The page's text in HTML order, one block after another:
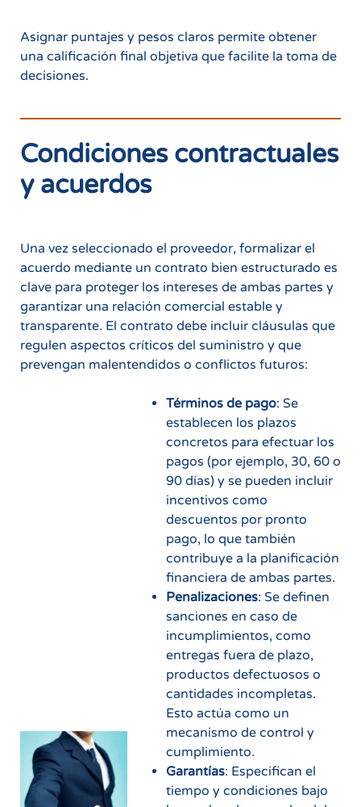
Asignar puntajes y pesos claros permite obtener
una calificación final objetiva que facilite la toma de
decisiones.
Condiciones contractuales
y acuerdos
Una vez seleccionado el proveedor, formalizar el
acuerdo mediante un contrato bien estructurado es
clave para proteger los intereses de ambas partes y
garantizar una relación comercial estable y
transparente. El contrato debe incluir cláusulas que
regulen aspectos críticos del suministro y que
prevengan malentendidos o conflictos futuros:
Términos de pago: Se
establecen los plazos
concretos para efectuar los
pagos (por ejemplo, 30, 60 o
90 días) y se pueden incluir
incentivos como
descuentos por pronto
pago, lo que también
contribuye a la planificación
financiera de ambas partes.
Penalizaciones: Se definen
sanciones en caso de
incumplimientos, como
entregas fuera de plazo,
productos defectuosos o
cantidades incompletas.
Esto actúa como un
mecanismo de control y
cumplimiento.
Garantías: Especifican el
tiempo y condiciones bajo